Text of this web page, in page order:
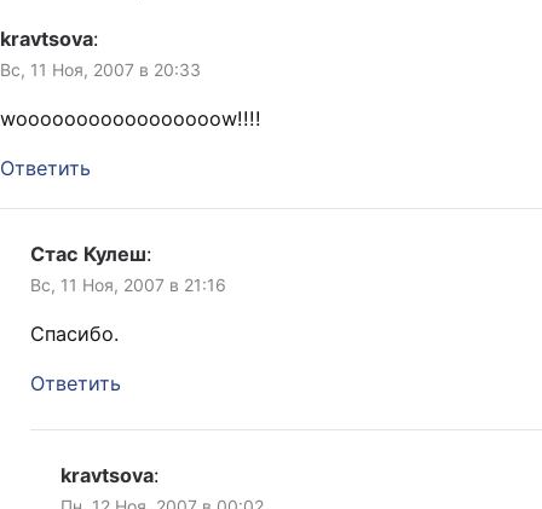
kravtsova:
Вс, 11 Ноя, 2007 в 20:33
wooooooooooooooooow!!!!
Ответить
Стас Кулеш:
Вс, 11 Ноя, 2007 в 21:16
Спасибо.
Ответить
kravtsova: